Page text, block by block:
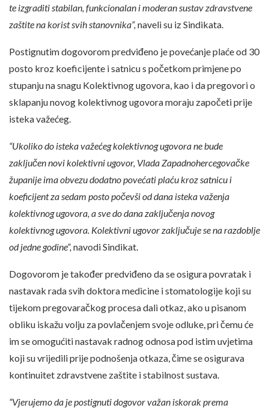
te izgraditi stabilan, funkcionalan i moderan sustav zdravstvene
zaštite na korist svih stanovnika”, naveli su iz Sindikata.
Postignutim dogovorom predviđeno je povećanje plaće od 30
posto kroz koeficijente i satnicu s početkom primjene po
stupanju na snagu Kolektivnog ugovora, kao i da pregovori o
sklapanju novog kolektivnog ugovora moraju započeti prije
isteka važećeg.
“Ukoliko do isteka važećeg kolektivnog ugovora ne bude
zaključen novi kolektivni ugovor, Vlada Zapadnohercegovačke
županije ima obvezu dodatno povećati plaću kroz satnicu i
koeficijent za sedam posto počevši od dana isteka važenja
kolektivnog ugovora, a sve do dana zaključenja novog
kolektivnog ugovora. Kolektivni ugovor zaključuje se na razdoblje
od jedne godine”, navodi Sindikat.
Dogovorom je također predviđeno da se osigura povratak i
nastavak rada svih doktora medicine i stomatologije koji su
tijekom pregovaračkog procesa dali otkaz, ako u pisanom
obliku iskažu volju za povlačenjem svoje odluke, pri čemu će
im se omogućiti nastavak radnog odnosa pod istim uvjetima
koji su vrijedili prije podnošenja otkaza, čime se osigurava
kontinuitet zdravstvene zaštite i stabilnost sustava.
“Vjerujemo da je postignuti dogovor važan iskorak prema